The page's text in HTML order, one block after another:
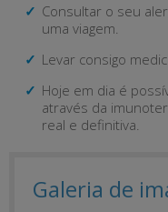
Consultar o seu
uma viagem.
Levar consigo
Hoje em dia é
através da
real e definitiva.
Galeria de